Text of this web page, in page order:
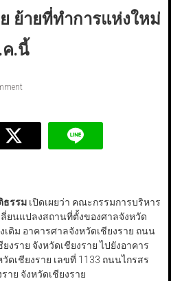
ย้ายที่ทำการแห่งใหม่
ค.นี้
ธรรมเปิดเผยว่า คณะกรรมการบริหาร
ยนแปลงสถานที่ตั้งของศาลจังหวัด
เดิม อาคารศาลจังหวัดเชียงราย ถนน
งราย จังหวัดเชียงราย ไปยังอาคาร
ดเชียงราย เลขที่ 1133 ถนนไกรสร
าย จังหวัดเชียงราย